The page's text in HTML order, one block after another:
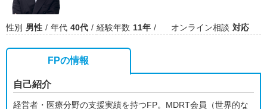
性別 男性 年代 40代 経験年数 11年 オンライン相談 対応
FPの情報
自己紹介
経営者・医療分野の支援実績を持つFP。MDRT会員（世界的な